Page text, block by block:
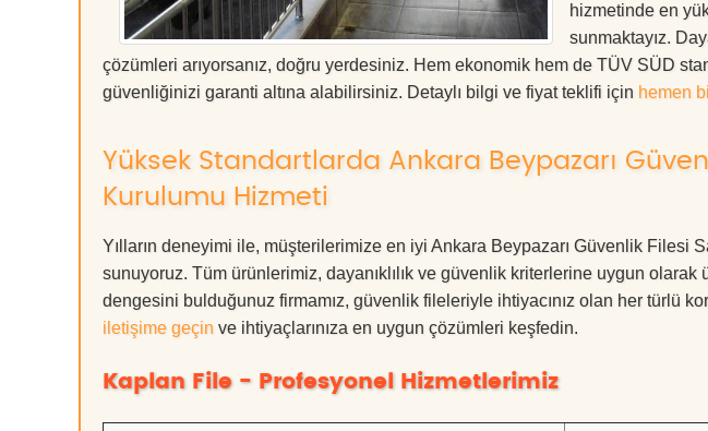
hizmetinde en
sunmaktayız.
çözümleri arıyorsanız, doğru yerdesiniz. Hem ekonomik hem de TÜV SÜD
güvenliğinizi garanti altına alabilirsiniz. Detaylı bilgi ve fiyat teklifi için hemen
Yüksek Standartlarda Ankara Beypazarı
Kurulumu Hizmeti
Yılların deneyimi ile, müşterilerimize en iyi Ankara Beypazarı Güvenlik Filesi
sunuyoruz. Tüm ürünlerimiz, dayanıklılık ve güvenlik kriterlerine uygun
dengesini bulduğunuz firmamız, güvenlik fileleriyle ihtiyacınız olan her türlü
iletişime geçin ve ihtiyaçlarınıza en uygun çözümleri keşfedin.
Kaplan File - Profesyonel Hizmetlerimiz